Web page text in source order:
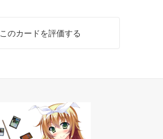
このカードを評価する